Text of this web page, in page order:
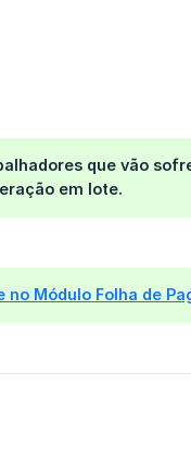
que vão
em lote.
Módulo Folha de